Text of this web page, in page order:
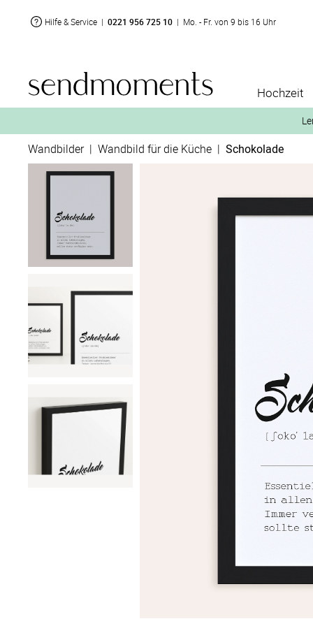
Hilfe & Service | 0221 956 725 10 | Mo. - Fr. von 9 bis 16 Uhr
Hochzeit
2. Aktiviere
Wandbilder | Wandbild für die Küche | Schokolade